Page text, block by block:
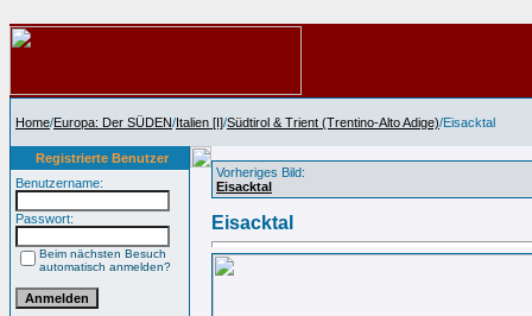
Home/Europa: Der SÜDEN/Italien [I]/Südtirol & Trient (Trentino-Alto Adige)/Eisacktal
Registrierte Benutzer
Benutzername:
Passwort:
Beim nächsten Besuch
automatisch anmelden?
Vorheriges Bild:
Eisacktal
Eisacktal